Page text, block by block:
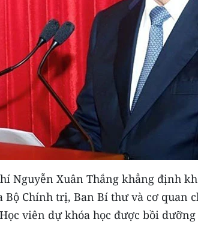
Nguyễn Xuân Thắng khẳng định
Bộ Chính trị, Ban Bí thư và cơ quan
viên dự khóa học được bồi